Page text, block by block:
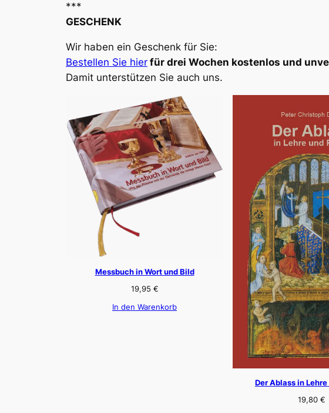
***
GESCHENK
Wir haben ein Geschenk für Sie:
Bestellen Sie hier für drei Wochen kostenlos und
Damit unterstützen Sie auch uns.
Messbuch in Wort und Bild
19,95 €
In den Warenkorb
Der Ablass in
19,80 €